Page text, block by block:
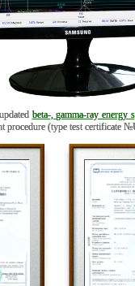
beta-, gamma-ray energy
procedure (type test